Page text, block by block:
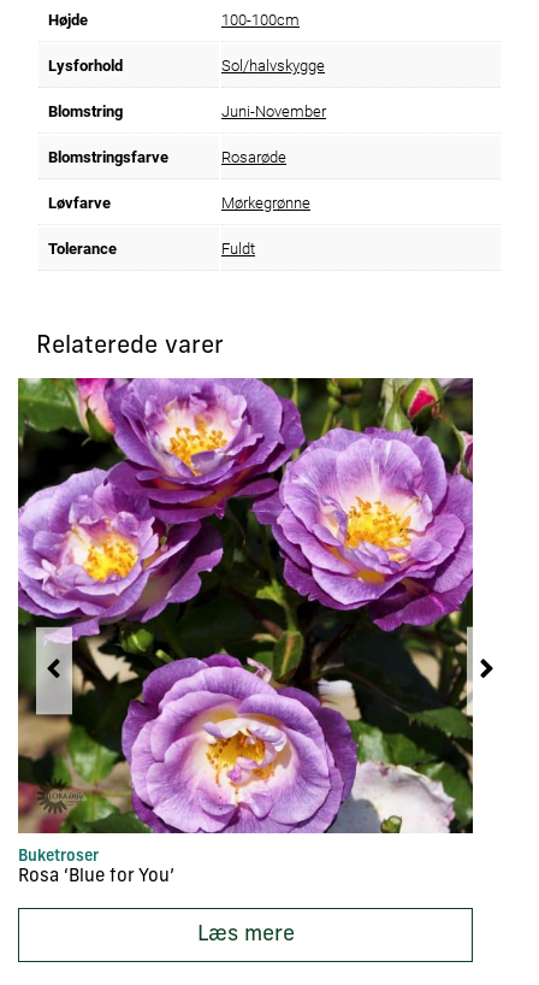
Højde 100-100cm
Lysforhold Sol/halvskygge
Blomstring Juni-November
Blomstringsfarve Rosarøde
Løvfarve Mørkegrønne
Tolerance Fuldt
Relaterede varer
Buketroser
Rosa ‘Blue for You’
Læs mere